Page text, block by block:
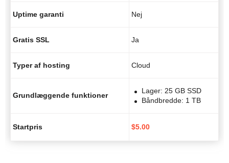
Uptime garanti Nej
Gratis SSL Ja
Typer af hosting Cloud
Grundlæggende funktioner
Lager: 25 GB SSD
Båndbredde: 1 TB
Startpris $5.00